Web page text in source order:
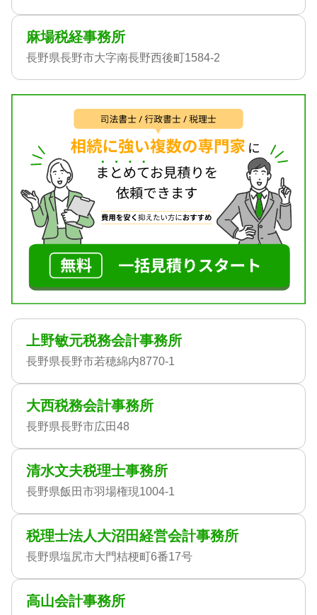
麻場税経事務所
長野県長野市大字南長野西後町1584-2
上野敏元税務会計事務所
長野県長野市若穂綿内8770-1
大西税務会計事務所
長野県長野市広田48
清水文夫税理士事務所
長野県飯田市羽場権現1004-1
税理士法人大沼田経営会計事務所
長野県塩尻市大門桔梗町6番17号
高山会計事務所